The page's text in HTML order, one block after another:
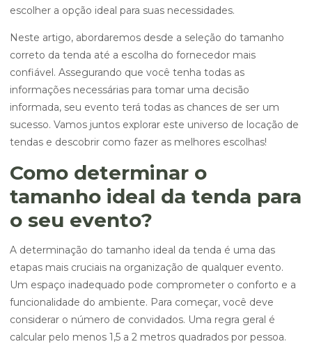
escolher a opção ideal para suas necessidades.
Neste artigo, abordaremos desde a seleção do tamanho
correto da tenda até a escolha do fornecedor mais
confiável. Assegurando que você tenha todas as
informações necessárias para tomar uma decisão
informada, seu evento terá todas as chances de ser um
sucesso. Vamos juntos explorar este universo de locação de
tendas e descobrir como fazer as melhores escolhas!
Como determinar o
tamanho ideal da tenda para
o seu evento?
A determinação do tamanho ideal da tenda é uma das
etapas mais cruciais na organização de qualquer evento.
Um espaço inadequado pode comprometer o conforto e a
funcionalidade do ambiente. Para começar, você deve
considerar o número de convidados. Uma regra geral é
calcular pelo menos 1,5 a 2 metros quadrados por pessoa.